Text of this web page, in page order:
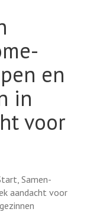
en
in
voor
Samen-
aandacht voor